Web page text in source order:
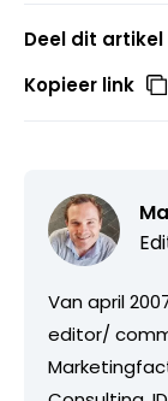
Deel dit artikel
Kopieer link
Van april
editor/